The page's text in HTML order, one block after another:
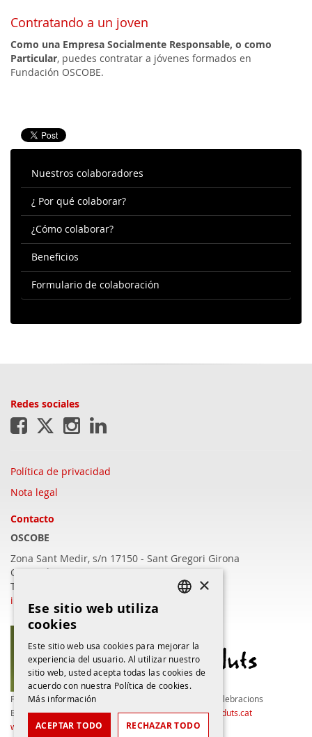
Contratando a un joven
Como una Empresa Socialmente Responsable, o como
Particular, puedes contratar a jóvenes formados en
Fundación OSCOBE.
Nuestros colaboradores
¿ Por qué colaborar?
¿Cómo colaborar?
Beneficios
Formulario de colaboración
Redes sociales
Política de privacidad
Nota legal
Contacto
OSCOBE
Zona Sant Medir, s/n 17150 - Sant Gregori Girona
C/Barcelona, 409 - 17003 Girona
T.972 22 16 57
info@oscobe.com
Fundación en convenio con
Brot - Empresa de inserción
www.brotserveisintegrals.org
Ocells Perduts - Celebracions
reserves.ocellsperduts.cat
SPANISH
×
Ese sitio web utiliza
cookies
Este sitio web usa cookies para mejorar la
experiencia del usuario. Al utilizar nuestro
sitio web, usted acepta todas las cookies de
acuerdo con nuestra Política de cookies.
Más información
ACEPTAR TODO RECHAZAR TODO